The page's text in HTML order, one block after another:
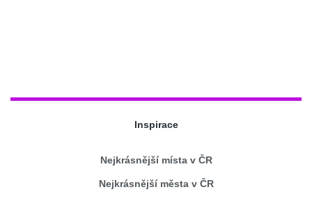
Inspirace
Nejkrásnější místa v ČR
Nejkrásnější města v ČR